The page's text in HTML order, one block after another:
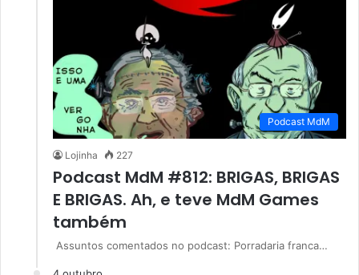
Podcast MdM
Lojinha 227
Podcast MdM #812: BRIGAS, BRIGAS
E BRIGAS. Ah, e teve MdM Games
também
Assuntos comentados no podcast: Porradaria franca…